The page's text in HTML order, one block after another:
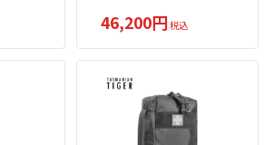
46,200円税込